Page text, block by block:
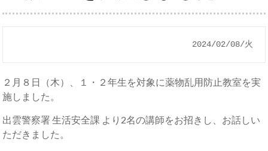
2024/02/08/火
２月８日（木）、１・２年生を対象に薬物乱用防止教室を実
施しました。
出雲警察署 生活安全課 より2名の講師をお招きし、お話しい
ただきました。